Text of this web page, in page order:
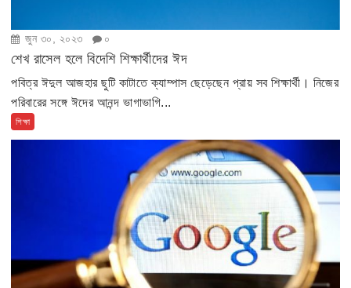
জুন ৩০, ২০২৩ ০
শেখ রাসেল হলে বিদেশি শিক্ষার্থীদের ঈদ
পবিত্র ঈদুল আজহার ছুটি কাটাতে ক্যাম্পাস ছেড়েছেন প্রায় সব শিক্ষার্থী। নিজের
পরিবারের সঙ্গে ঈদের আনন্দ ভাগাভাগি...
শিক্ষা